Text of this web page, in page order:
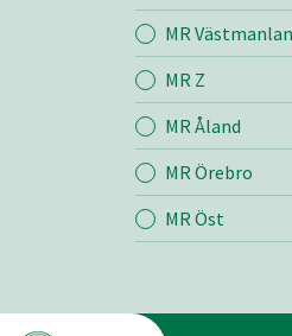
MR
MR Z
MR Åland
MR Örebro
MR Öst